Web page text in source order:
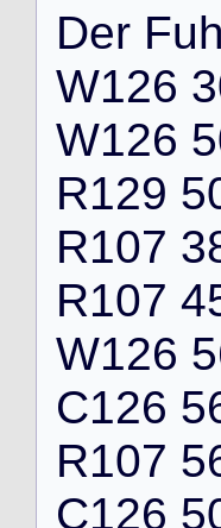
Der Fuh
W126 3
W126 5
R129 5
R107 3
R107 4
W126 5
C126 5
R107 5
C126 5